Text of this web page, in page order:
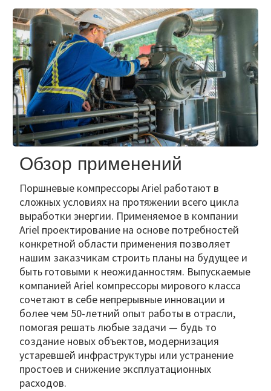
Обзор применений
Поршневые компрессоры Ariel работают в
сложных условиях на протяжении всего цикла
выработки энергии. Применяемое в компании
Ariel проектирование на основе потребностей
конкретной области применения позволяет
нашим заказчикам строить планы на будущее и
быть готовыми к неожиданностям. Выпускаемые
компанией Ariel компрессоры мирового класса
сочетают в себе непрерывные инновации и
более чем 50-летний опыт работы в отрасли,
помогая решать любые задачи — будь то
создание новых объектов, модернизация
устаревшей инфраструктуры или устранение
простоев и снижение эксплуатационных
расходов.